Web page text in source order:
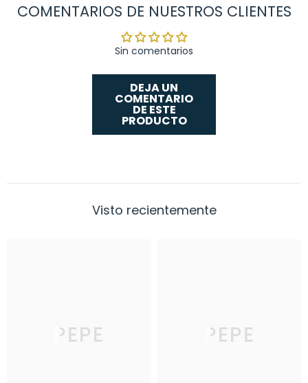
COMENTARIOS DE NUESTROS CLIENTES
Sin comentarios
DEJA UN
COMENTARIO
DE ESTE
PRODUCTO
Visto recientemente
PEPE PEPE